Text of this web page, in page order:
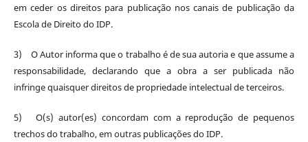
em ceder os direitos para publicação nos canais de publicação da
Escola de Direito do IDP.
3) O Autor informa que o trabalho é de sua autoria e que assume a
responsabilidade, declarando que a obra a ser publicada não
infringe quaisquer direitos de propriedade intelectual de terceiros.
5) O(s) autor(es) concordam com a reprodução de pequenos
trechos do trabalho, em outras publicações do IDP.